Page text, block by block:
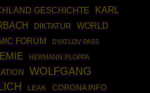
GESCHICHTE
KARL
DIKTATUR
WORLD
FORUM
DYATLOV PASS
HERMANN PLOPPA
WOLFGANG
LEAK
CORONA INFO